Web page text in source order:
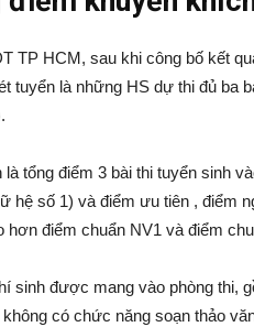
TP HCM, sau khi công bố kết
tuyển là những HS dự thi đủ ba
tổng điểm 3 bài thi tuyển sinh
hệ số 1) và điểm ưu tiên , điểm
hơn điểm chuẩn NV1 và điểm
sinh được mang vào phòng thi,
có chức năng soạn thảo